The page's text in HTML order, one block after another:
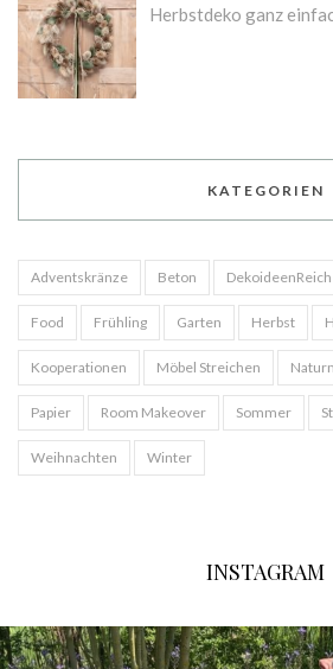
Herbstdeko ganz
KATEGORIEN
Adventskränze Beton
Food Frühling Garten Herbst
Kooperationen Möbel Streichen
Papier Room Makeover Sommer
Weihnachten Winter
INSTAGRAM